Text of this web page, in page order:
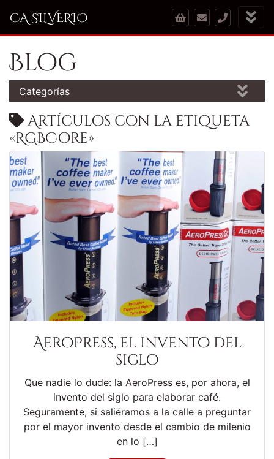
CA SILVERIO
Blog
Categorías
Artículos con la etiqueta
«RGBCore»
AeroPress, el invento del
siglo
Que nadie lo dude: la AeroPress es, por ahora, el
invento del siglo para elaborar café.
Seguramente, si saliéramos a la calle a preguntar
por el mayor invento desde el cambio de milenio
en lo […]